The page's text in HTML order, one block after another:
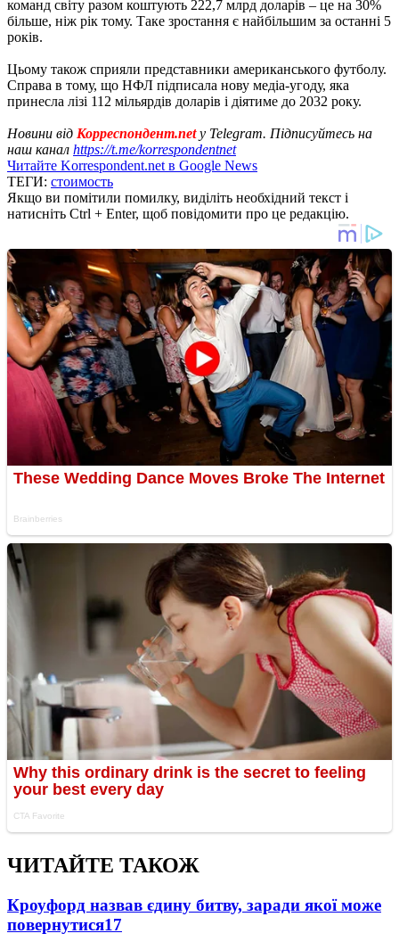
команд світу разом коштують 222,7 млрд доларів – це на 30%
більше, ніж рік тому. Таке зростання є найбільшим за останні 5
років.
Цьому також сприяли представники американського футболу.
Справа в тому, що НФЛ підписала нову медіа-угоду, яка
принесла лізі 112 мільярдів доларів і діятиме до 2032 року.
Новини від Корреспондент.netу Telegram. Підписуйтесь на
наш канал https://t.me/korrespondentnet
Читайте Korrespondent.net в Google News
ТЕГИ: стоимость
Якщо ви помітили помилку, виділіть необхідний текст і
натисніть Ctrl + Enter, щоб повідомити про це редакцію.
ЧИТАЙТЕ ТАКОЖ
Кроуфорд назвав єдину битву, заради якої може
повернутися17